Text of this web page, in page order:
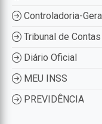
Controladoria-
Tribunal de
Diário Oficial
MEU INSS
PREVIDÊNCIA